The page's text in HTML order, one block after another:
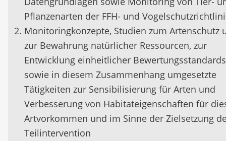
Pflanzenarten der FFH- und
Monitoringkonzepte, Studien zum Artenschutz
zur Bewahrung natürlicher Ressourcen, zur
Entwicklung einheitlicher Bewertungsstandards
sowie in diesem Zusammenhang umgesetzte
Tätigkeiten zur Sensibilisierung für Arten und
Verbesserung von Habitateigenschaften für
Artvorkommen und im Sinne der Zielsetzung
Teilintervention